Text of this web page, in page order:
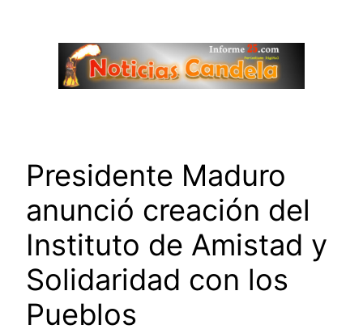
contenido
Presidente Maduro
anunció creación del
Instituto de Amistad y
Solidaridad con los
Pueblos